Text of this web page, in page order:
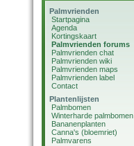
Palmvrienden
Startpagina
Agenda
Kortingskaart
Palmvrienden forums
Palmvrienden chat
Palmvrienden wiki
Palmvrienden maps
Palmvrienden label
Contact
Plantenlijsten
Palmbomen
Winterharde palmbomen
Bananenplanten
Canna's (bloemriet)
Palmvarens